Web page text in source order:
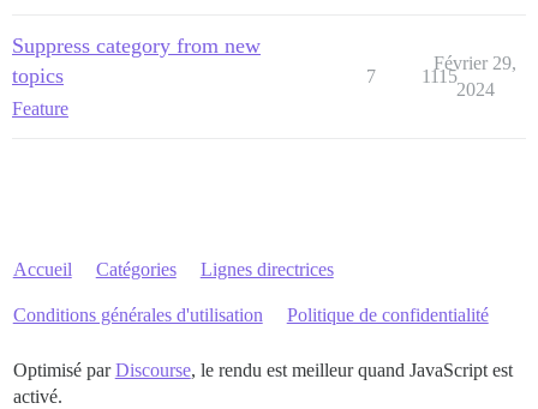
Suppress category from new
topics
Feature
7 1115
Février 29,
2024
Accueil Catégories Lignes directrices
Conditions générales d'utilisation Politique de confidentialité
Optimisé parDiscourse, le rendu est meilleur quand JavaScript est
activé.